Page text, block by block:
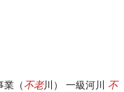
業（ 不老川） 一級河川 不